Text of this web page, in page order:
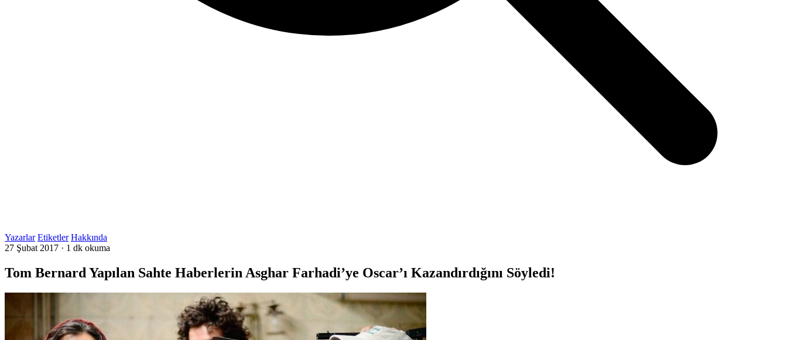
Yazarlar Etiketler Hakkında
27 Şubat 2017 · 1 dk okuma
Tom Bernard Yapılan Sahte Haberlerin Asghar Farhadi’ye Oscar’ı Kazandırdığını Söyledi!